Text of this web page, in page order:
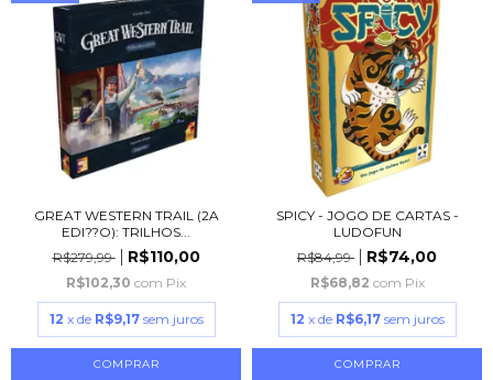
GREAT WESTERN TRAIL (2A
EDI??O): TRILHOS...
R$279,99
R$110,00
R$102,30 com Pix
12 x de R$9,17 sem juros
SPICY - JOGO DE CARTAS -
LUDOFUN
R$84,99
R$74,00
R$68,82 com Pix
12 x de R$6,17 sem juros